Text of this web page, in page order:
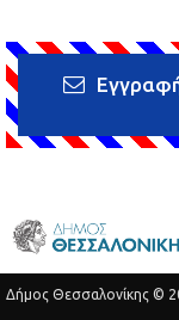
Δήμος Θεσσαλονίκης ©